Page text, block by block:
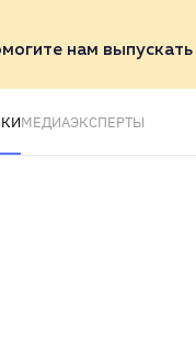
нам
МЕДИАЭКСПЕРТЫ